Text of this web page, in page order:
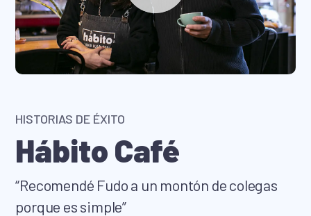
Recepcionista IA
Terminal Fudo
Cultura
Trabaja con nosotros
Preguntas frecuentes
HISTORIAS DE ÉXITO
Hábito Café
“Recomendé Fudo a un montón de colegas
porque es simple”